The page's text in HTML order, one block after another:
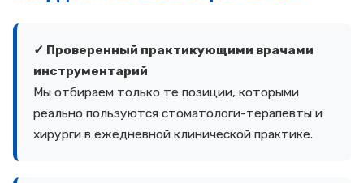
✓ Проверенный практикующими врачами
инструментарий
Мы отбираем только те позиции, которыми
реально пользуются стоматологи-терапевты и
хирурги в ежедневной клинической практике.